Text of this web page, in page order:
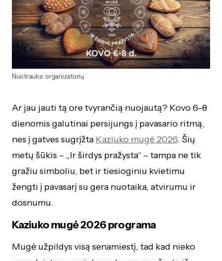
Nuotrauka: organizatorių
Ar jau jauti tą ore tvyrančią nuojautą? Kovo 6–8
dienomis galutinai persijungs į pavasario ritmą,
nes į gatves sugrįžta Kaziuko mugė 2026. Šių
metų šūkis – „Ir širdys pražysta“ – tampa ne tik
gražiu simboliu, bet ir tiesioginiu kvietimu
žengti į pavasarį su gera nuotaika, atvirumu ir
dosnumu.
Kaziuko mugė 2026 programa
Mugė užpildys visą senamiestį, tad kad nieko